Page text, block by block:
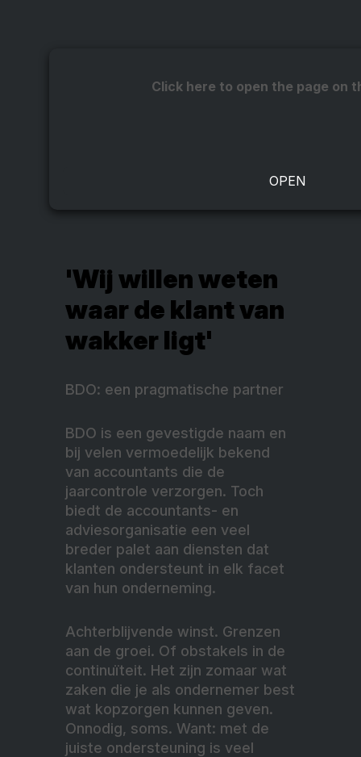
Click here to open the page on
'Wij willen weten
waar de klant van
wakker ligt'
BDO: een pragmatische partner
BDO is een gevestigde naam en
bij velen vermoedelijk bekend
van accountants die de
jaarcontrole verzorgen. Toch
biedt de accountants- en
adviesorganisatie een veel
breder palet aan diensten dat
klanten ondersteunt in elk facet
van hun onderneming.
Achterblijvende winst. Grenzen
aan de groei. Of obstakels in de
continuïteit. Het zijn zomaar wat
zaken die je als ondernemer best
wat kopzorgen kunnen geven.
Onnodig, soms. Want: met de
juiste ondersteuning is veel